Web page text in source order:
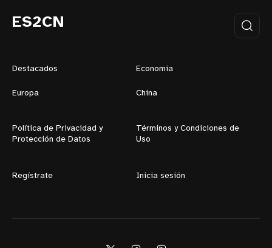
ES2CN
Destacados Economía
Europa China
Política de Privacidad y
Protección de Datos
Términos y Condiciones de
Uso
Regístrate Inicia sesión